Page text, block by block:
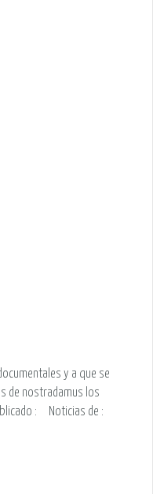
y a que se
de nostradamus los
: Noticias de :